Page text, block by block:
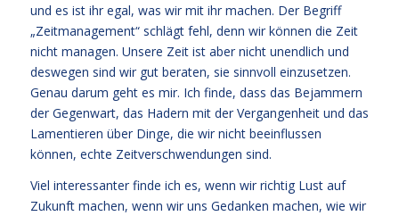
und es ist ihr egal, was wir mit ihr machen. Der Begriff
„Zeitmanagement“ schlägt fehl, denn wir können die Zeit
nicht managen. Unsere Zeit ist aber nicht unendlich und
deswegen sind wir gut beraten, sie sinnvoll einzusetzen.
Genau darum geht es mir. Ich finde, dass das Bejammern
der Gegenwart, das Hadern mit der Vergangenheit und das
Lamentieren über Dinge, die wir nicht beeinflussen
können, echte Zeitverschwendungen sind.
Viel interessanter finde ich es, wenn wir richtig Lust auf
Zukunft machen, wenn wir uns Gedanken machen, wie wir